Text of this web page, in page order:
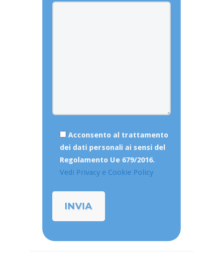
Acconsento al trattamento
dei dati personali ai sensi del
Regolamento Ue 679/2016.
Vedi Privacy e Cookie Policy